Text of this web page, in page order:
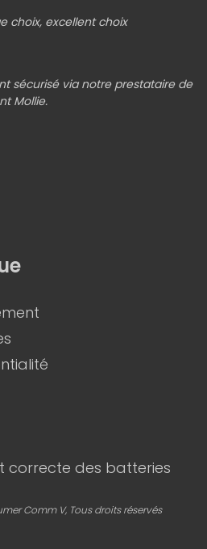
choix, excellent choix
sécurisé via notre prestataire de
Mollie.
correcte des batteries
Comm V, Tous droits réservés